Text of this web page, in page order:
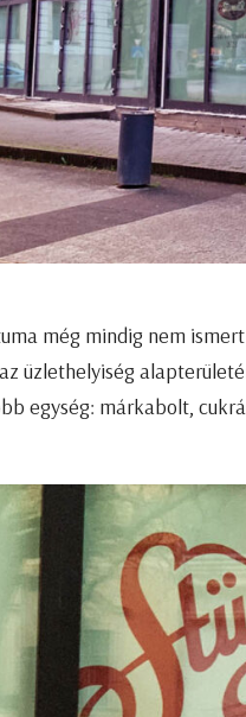
még mindig nem
üzlethelyiség
egység: márkabolt,